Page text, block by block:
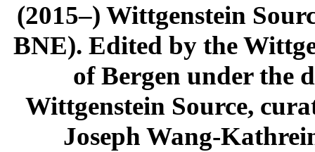
(2015–) Wittgenstein
BNE). Edited by the
of Bergen under the
Wittgenstein Source,
Joseph Wang-